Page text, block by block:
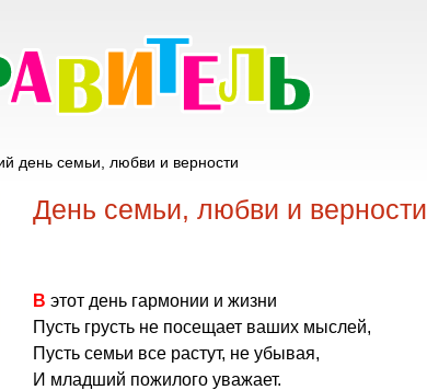
день семьи, любви и верности
День семьи, любви и верности
В этот день гармонии и жизни
Пусть грусть не посещает ваших мыслей,
Пусть семьи все растут, не убывая,
И младший пожилого уважает.